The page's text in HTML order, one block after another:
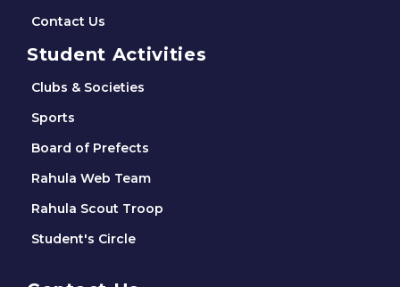
Contact Us
Student Activities
Clubs & Societies
Sports
Board of Prefects
Rahula Web Team
Rahula Scout Troop
Student's Circle